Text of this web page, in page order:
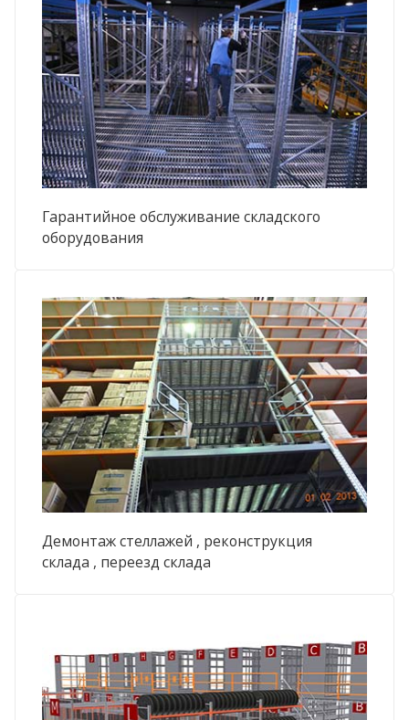
Гарантийное обслуживание складского
оборудования
Демонтаж стеллажей , реконструкция
склада , переезд склада